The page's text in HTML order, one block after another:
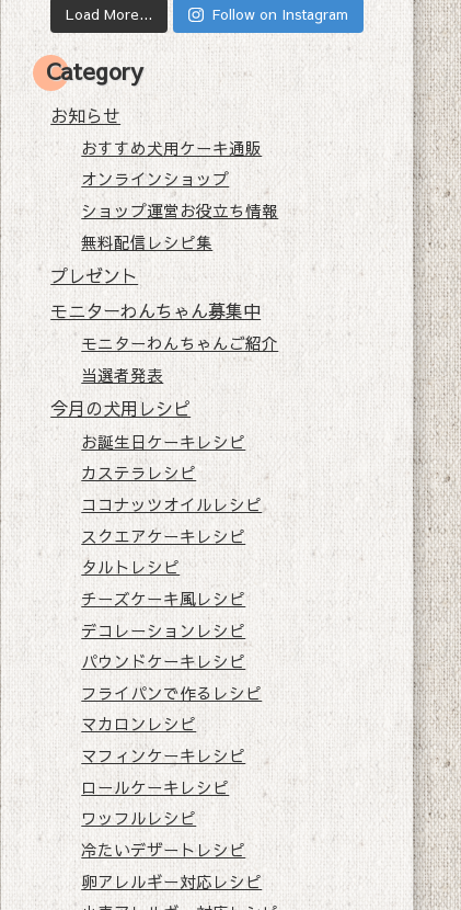
Load More... Follow on Instagram
Category
お知らせ
おすすめ犬用ケーキ通販
オンラインショップ
ショップ運営お役立ち情報
無料配信レシピ集
プレゼント
モニターわんちゃん募集中
モニターわんちゃんご紹介
当選者発表
今月の犬用レシピ
お誕生日ケーキレシピ
カステラレシピ
ココナッツオイルレシピ
スクエアケーキレシピ
タルトレシピ
チーズケーキ風レシピ
デコレーションレシピ
パウンドケーキレシピ
フライパンで作るレシピ
マカロンレシピ
マフィンケーキレシピ
ロールケーキレシピ
ワッフルレシピ
冷たいデザートレシピ
卵アレルギー対応レシピ